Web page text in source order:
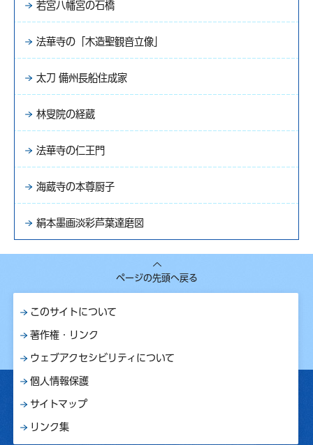
若宮八幡宮の石橋
法華寺の「木造聖観音立像」
太刀 備州長船住成家
林叟院の経蔵
法華寺の仁王門
海蔵寺の本尊厨子
絹本墨画淡彩芦葉達磨図
ページの先頭へ戻る
このサイトについて
著作権・リンク
ウェブアクセシビリティについて
個人情報保護
サイトマップ
リンク集